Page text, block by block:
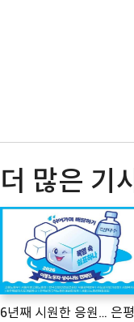
더 많은 기
6년째 시원한 응원… 은